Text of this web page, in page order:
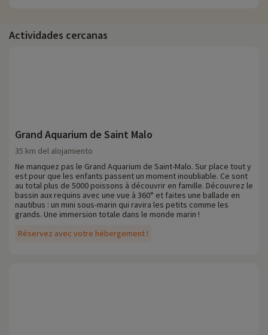
Actividades cercanas
Grand Aquarium de Saint Malo
Réservez avec votre hébergement !
35 km del alojamiento
Ne manquez pas le Grand Aquarium de Saint-Malo. Sur place tout y
est pour que les enfants passent un moment inoubliable. Ce sont
au total plus de 5000 poissons à découvrir en famille. Découvrez le
bassin aux requins avec une vue à 360° et faites une ballade en
nautibus : un mini sous-marin qui ravira les petits comme les
grands. Une immersion totale dans le monde marin !